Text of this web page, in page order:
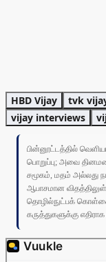
HBD Vijay tvk
vijay interviews
பின்னூட்டத்தில்
பொறுப்பு; அவை
சமூகம், மதம் அல்லது
ஆபாசமான
தொழில்நுட்பக்
கருத்துகளுக்கு